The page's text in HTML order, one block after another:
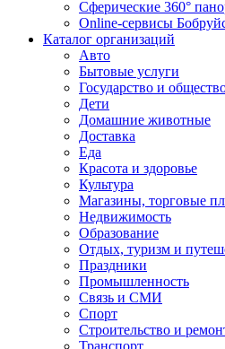
Сферические 360°
Online-сервисы
Каталог организаций
Авто
Бытовые услуги
Государство и
Дети
Домашние животные
Доставка
Еда
Красота и здоровье
Культура
Магазины, торговые
Недвижимость
Образование
Отдых, туризм и
Праздники
Промышленность
Связь и СМИ
Спорт
Строительство и
Транспорт